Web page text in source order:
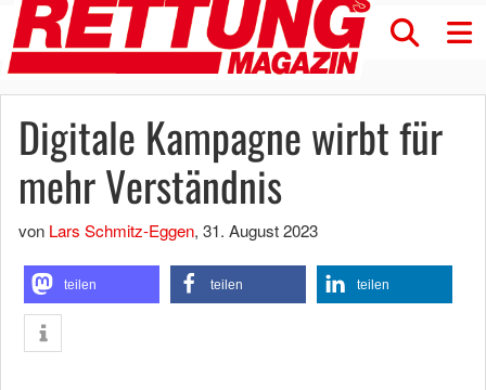
Digitale Kampagne wirbt für
mehr Verständnis
von Lars Schmitz-Eggen, 31. August 2023
teilen teilen teilen